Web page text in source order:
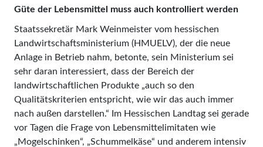
Güte der Lebensmittel muss auch kontrolliert werden
Staatssekretär Mark Weinmeister vom hessischen
Landwirtschaftsministerium (HMUELV), der die neue
Anlage in Betrieb nahm, betonte, sein Ministerium sei
sehr daran interessiert, dass der Bereich der
landwirtschaftlichen Produkte „auch so den
Qualitätskriterien entspricht, wie wir das auch immer
nach außen darstellen.“ Im Hessischen Landtag sei gerade
vor Tagen die Frage von Lebensmittelimitaten wie
„Mogelschinken“, „Schummelkäse“ und anderem intensiv